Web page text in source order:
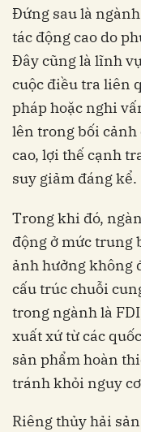
Đứng sau là
tác động cao do
Đây cũng là lĩnh
cuộc điều tra liên
pháp hoặc nghi
lên trong bối
cao, lợi thế cạnh
suy giảm đáng kể.
Trong khi đó,
động ở mức trung
ảnh hưởng không
cấu trúc chuỗi
trong ngành là
xuất xứ từ các
sản phẩm hoàn
tránh khỏi nguy
Riêng thủy hải